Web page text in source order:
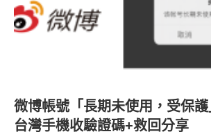
微博帳號「長期未使用，受保護
台灣手機收驗證碼+救回分享